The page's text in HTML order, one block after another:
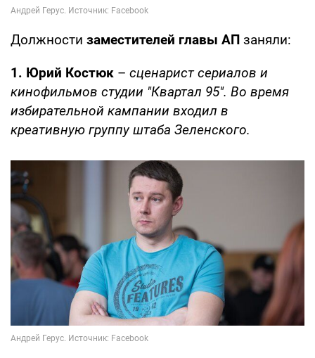
Должности заместителей главы АП заняли:
1. Юрий Костюк – сценарист сериалов и
кинофильмов студии "Квартал 95". Во время
избирательной кампании входил в
креативную группу штаба Зеленского.